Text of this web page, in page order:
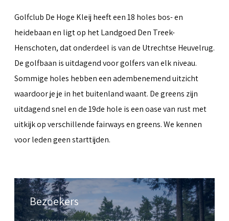
Golfclub De Hoge Kleij heeft een 18 holes bos- en
heidebaan en ligt op het Landgoed Den Treek-
Henschoten, dat onderdeel is van de Utrechtse Heuvelrug.
De golfbaan is uitdagend voor golfers van elk niveau.
Sommige holes hebben een adembenemend uitzicht
waardoor je je in het buitenland waant. De greens zijn
uitdagend snel en de 19de hole is een oase van rust met
uitkijk op verschillende fairways en greens. We kennen
voor leden geen starttijden.
Bezoekers